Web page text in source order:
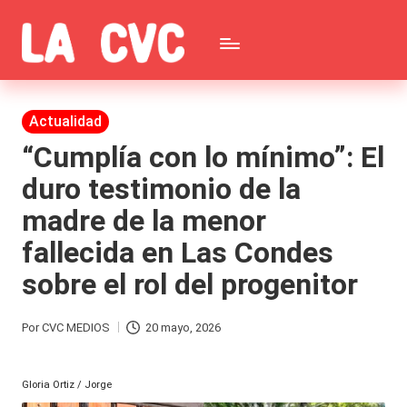
Saltar
al
contenido
C
o
p
u
c
h
a
s
y
ar
Todas
las
noticias
de
la
farándula,
Realitys,
Tierra
Gran
Publicada
en
Actualidad
“Cumplía con lo mínimo”: El
duro testimonio de la
madre de la menor
fallecida en Las Condes
sobre el rol del progenitor
Publicado
PorCVC MEDIOS 20 mayo, 2026
Gloria Ortiz / Jorge